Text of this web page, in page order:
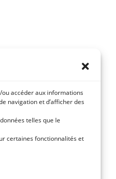
accéder aux informations
navigation et d’afficher des
telles que le
certaines fonctionnalités et